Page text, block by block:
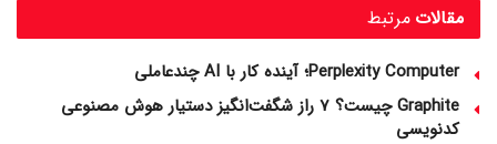
مرتبط مقالات
Perplexity Computer؛ آینده کار با AI چندعاملی
Graphite چیست؟ 7 راز شگفت‌انگیز دستیار هوش مصنوعی
کدنویسی